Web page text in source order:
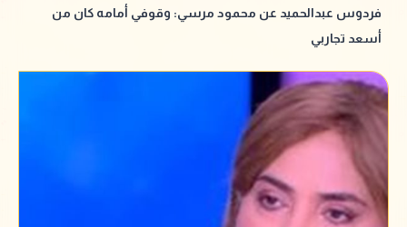
فردوس عبدالحميد عن محمود مرسي: وقوفي أمامه كان من
أسعد تجاربي